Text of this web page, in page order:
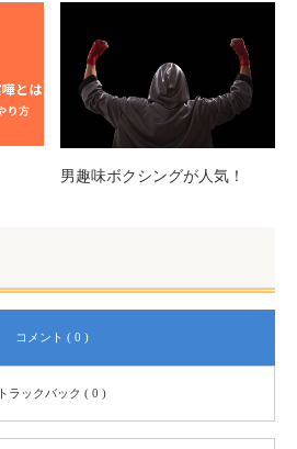
男趣味ボクシングが人気！
コメント ( 0 )
トラックバック ( 0 )